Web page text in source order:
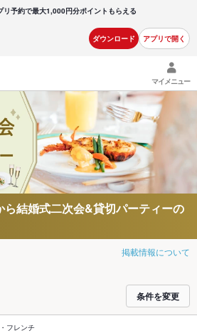
リ予約で最大1,000円分ポイントもらえる
ダウンロード アプリで開く
マイメニュー
ら結婚式二次会&貸切パーティーの
掲載情報について
条件を変更
フレンチ